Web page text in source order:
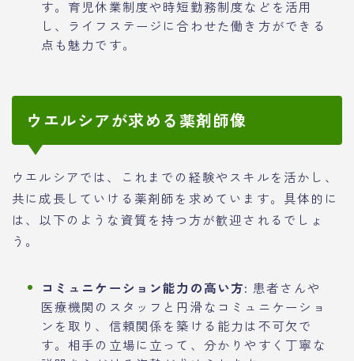
す。育児休業制度や時短勤務制度などを活用
し、ライフステージに合わせた働き方ができる
点も魅力です。
ウエルシアが求める薬剤師像
ウエルシアでは、これまでの経験やスキルを活かし、
共に成長していける薬剤師を求めています。具体的に
は、以下のような資質を持つ方が歓迎されるでしょ
う。
コミュニケーション能力の高い方: 患者さんや
医療機関のスタッフと円滑なコミュニケーショ
ンを取り、信頼関係を築ける能力は不可欠で
す。相手の立場に立って、分かりやすく丁寧な